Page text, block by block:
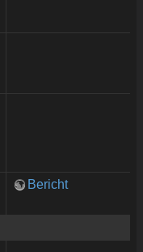
Bericht